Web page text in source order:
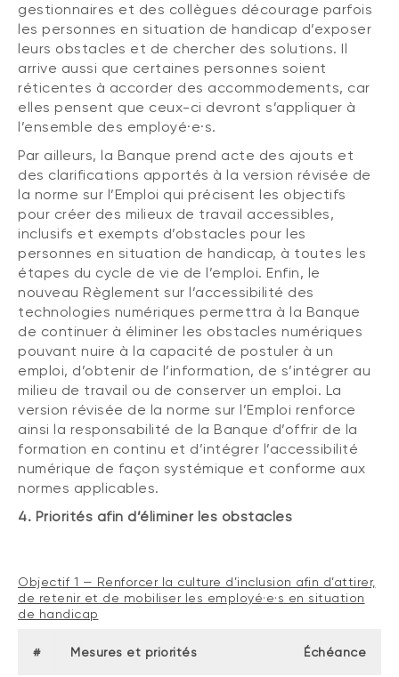
gestionnaires et des collègues décourage parfois
les personnes en situation de handicap d’exposer
leurs obstacles et de chercher des solutions. Il
arrive aussi que certaines personnes soient
réticentes à accorder des accommodements, car
elles pensent que ceux-ci devront s’appliquer à
l’ensemble des employé·e·s.
Par ailleurs, la Banque prend acte des ajouts et
des clarifications apportés à la version révisée de
la norme sur l’Emploi qui précisent les objectifs
pour créer des milieux de travail accessibles,
inclusifs et exempts d’obstacles pour les
personnes en situation de handicap, à toutes les
étapes du cycle de vie de l’emploi. Enfin, le
nouveau Règlement sur l’accessibilité des
technologies numériques permettra à la Banque
de continuer à éliminer les obstacles numériques
pouvant nuire à la capacité de postuler à un
emploi, d’obtenir de l’information, de s’intégrer au
milieu de travail ou de conserver un emploi. La
version révisée de la norme sur l’Emploi renforce
ainsi la responsabilité de la Banque d’offrir de la
formation en continu et d’intégrer l’accessibilité
numérique de façon systémique et conforme aux
normes applicables.
4. Priorités afin d’éliminer les obstacles
Objectif 1 — Renforcer la culture d’inclusion afin d’attirer,
de retenir et de mobiliser les employé·e·s en situation
de handicap
# Mesures et priorités Échéance